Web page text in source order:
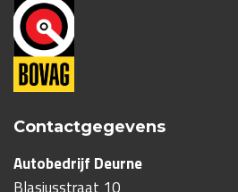
Contactgegevens
Autobedrijf Deurne